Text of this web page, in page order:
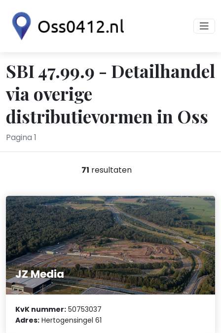
SBI 47.99.9 - Detailhandel
via overige
distributievormen in Oss
Pagina 1
71 resultaten
JZ Media
KvK nummer: 50753037
Adres: Hertogensingel 61